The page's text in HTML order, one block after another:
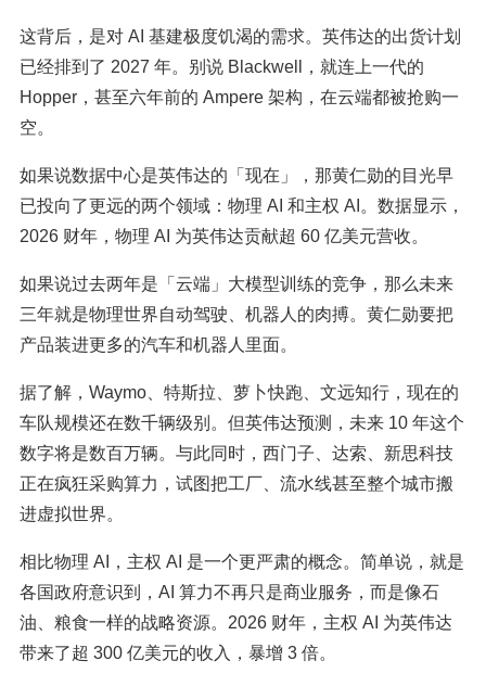
这背后，是对 AI 基建极度饥渴的需求。英伟达的出货计划
已经排到了 2027 年。别说 Blackwell，就连上一代的
Hopper，甚至六年前的 Ampere 架构，在云端都被抢购一
空。
如果说数据中心是英伟达的「现在」，那黄仁勋的目光早
已投向了更远的两个领域：物理 AI 和主权 AI。数据显示，
2026 财年，物理 AI 为英伟达贡献超 60 亿美元营收。
如果说过去两年是「云端」大模型训练的竞争，那么未来
三年就是物理世界自动驾驶、机器人的肉搏。黄仁勋要把
产品装进更多的汽车和机器人里面。
据了解，Waymo、特斯拉、萝卜快跑、文远知行，现在的
车队规模还在数千辆级别。但英伟达预测，未来 10 年这个
数字将是数百万辆。与此同时，西门子、达索、新思科技
正在疯狂采购算力，试图把工厂、流水线甚至整个城市搬
进虚拟世界。
相比物理 AI，主权 AI 是一个更严肃的概念。简单说，就是
各国政府意识到，AI 算力不再只是商业服务，而是像石
油、粮食一样的战略资源。2026 财年，主权 AI 为英伟达
带来了超 300 亿美元的收入，暴增 3 倍。